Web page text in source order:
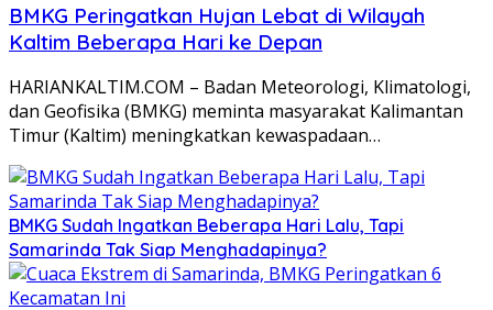
BMKG Peringatkan Hujan Lebat di Wilayah
Kaltim Beberapa Hari ke Depan
HARIANKALTIM.COM – Badan Meteorologi, Klimatologi,
dan Geofisika (BMKG) meminta masyarakat Kalimantan
Timur (Kaltim) meningkatkan kewaspadaan…
BMKG Sudah Ingatkan Beberapa Hari Lalu, Tapi
Samarinda Tak Siap Menghadapinya?